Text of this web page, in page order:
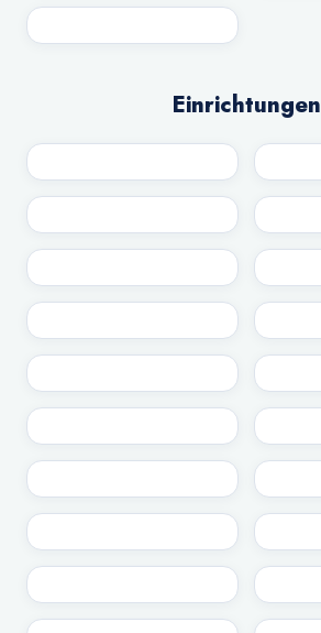
Einrichtungen